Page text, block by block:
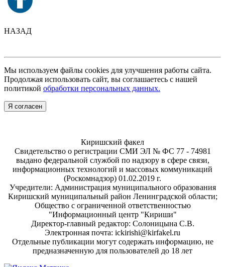
НАЗАД
Мы используем файлы cookies для улучшения работы сайта.
Продолжая использовать сайт, вы соглашаетесь с нашей
политикой обработки персональных данных.
Я согласен
Киришский факел
Свидетельство о регистрации СМИ ЭЛ № ФС 77 - 74981
выдано федеральной службой по надзору в сфере связи,
информационных технологий и массовых коммуникаций
(Роскомнадзор) 01.02.2019 г.
Учредители: Администрация муниципального образования
Киришский муниципальный район Ленинградской области;
Общество с ограниченной ответственностью
"Информационный центр "Кириши"
Директор-главный редактор: Солоницына С.В.
Электронная почта: ickirishi@kirfakel.ru
Отдельные публикации могут содержать информацию, не
предназначенную для пользователей до 18 лет